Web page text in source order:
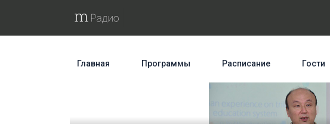
Главная Программы Расписание Гости